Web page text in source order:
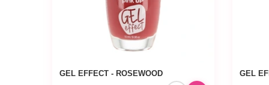
GEL EFFECT - ROSEWOOD GEL